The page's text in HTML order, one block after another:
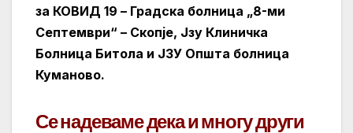
за КОВИД 19 – Градска болница „8-ми
Септември“ – Скопје, Јзу Клиничка
Болница Битола и ЈЗУ Општа болница
Куманово.
Се надеваме дека и многу други